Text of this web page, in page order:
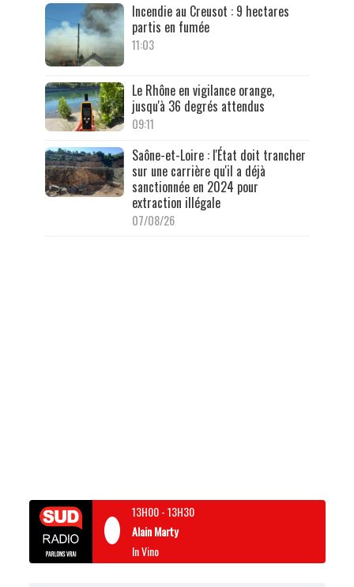
Incendie au Creusot : 9 hectares
partis en fumée
11:03
Le Rhône en vigilance orange,
jusqu'à 36 degrés attendus
09:11
Saône-et-Loire : l'État doit trancher
sur une carrière qu'il a déjà
sanctionnée en 2024 pour
extraction illégale
07/08/26
13H00-13H30
Alain Marty
In Vino